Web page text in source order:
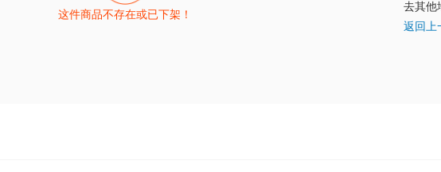
这件商品不存在或已下架！
去其他
返回上